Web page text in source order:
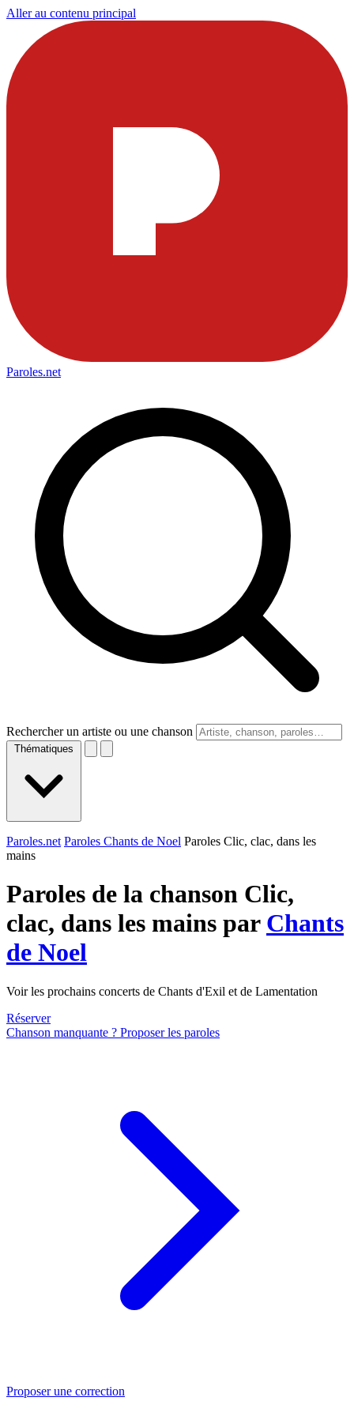
Aller au contenu principal
Paroles.net
Rechercher un artiste ou une chanson
Thématiques
Paroles.net Paroles Chants de Noel Paroles Clic, clac, dans les
mains
Paroles de la chanson Clic,
clac, dans les mains par Chants
de Noel
Voir les prochains concerts de Chants d'Exil et de Lamentation
Réserver
Chanson manquante ? Proposer les paroles
Proposer une correction